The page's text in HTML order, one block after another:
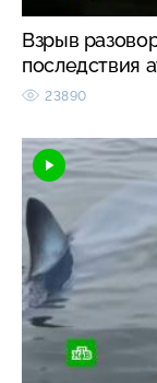
Взрыв
последствия
23890